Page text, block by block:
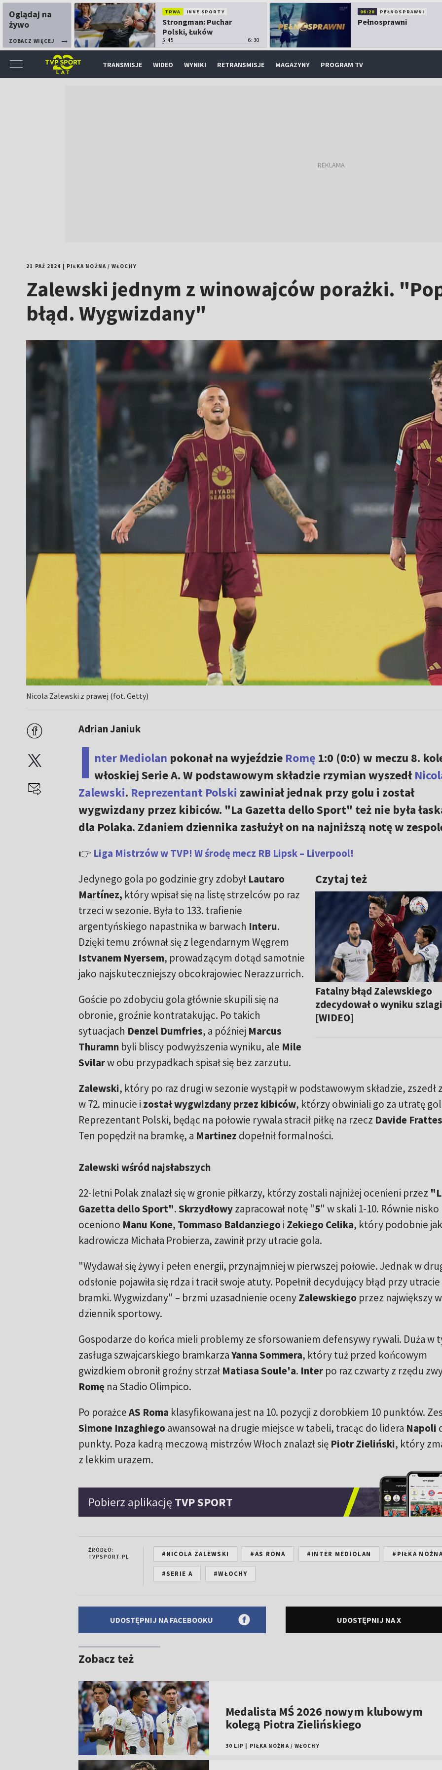
Oglądaj na
żywo
ZOBACZ WIĘCEJ
TRWA INNE SPORTY
Strongman: Puchar
Polski, Łuków
5:45 6:30
06:20 PEŁNOSPRAWNI
Pełnosprawni
TRANSMISJE WIDEO WYNIKI RETRANSMISJE MAGAZYNY PROGRAM TV
21 PAŹ 2024 PIŁKA NOŻNA/WŁOCHY
Zalewski jednym z winowajców porażki.
błąd. Wygwizdany"
Nicola Zalewski z prawej (fot. Getty)
Adrian Janiuk
I nter Mediolan pokonał na wyjeździe Romę1:0 (0:0) w meczu 8.
włoskiej Serie A. W podstawowym składzie rzymian wyszedł
Zalewski. Reprezentant Polski zawiniał jednak przy golu i został
wygwizdany przez kibiców. "La Gazetta dello Sport" też nie była
dla Polaka. Zdaniem dziennika zasłużył on na najniższą notę w
👉 Liga Mistrzów w TVP! W środę mecz RB Lipsk – Liverpool!
Czytaj też
Fatalny błąd Zalewskiego
zdecydował o wyniku
[WIDEO]
Jedynego gola po godzinie gry zdobył Lautaro
Martínez, który wpisał się na listę strzelców po raz
trzeci w sezonie. Była to 133. trafienie
argentyńskiego napastnika w barwach Interu.
Dzięki temu zrównał się z legendarnym Węgrem
Istvanem Nyersem, prowadzącym dotąd samotnie
jako najskuteczniejszy obcokrajowiec Nerazzurrich.
Goście po zdobyciu gola głównie skupili się na
obronie, groźnie kontratakując. Po takich
sytuacjach Denzel Dumfries, a później Marcus
Thuramnbyli bliscy podwyższenia wyniku, ale Mile
Svilarw obu przypadkach spisał się bez zarzutu.
Zalewski, który po raz drugi w sezonie wystąpił w podstawowym składzie, zszedł
w 72. minucie i został wygwizdany przez kibiców, którzy obwiniali go za utratę
Reprezentant Polski, będąc na połowie rywala stracił piłkę na rzecz Davide
Ten popędził na bramkę, a Martinez dopełnił formalności.
Zalewski wśród najsłabszych
22-letni Polak znalazł się w gronie piłkarzy, którzy zostali najniżej ocenieni przez
Gazetta dello Sport".Skrzydłowyzapracował notę "5" w skali 1-10. Równie nisko
oceniono Manu Kone, Tommaso Baldanziego i Zekiego Celika, który podobnie jak
kadrowicza Michała Probierza, zawinił przy utracie gola.
"Wydawał się żywy i pełen energii, przynajmniej w pierwszej połowie. Jednak w
odsłonie pojawiła się rdza i tracił swoje atuty. Popełnił decydujący błąd przy utracie
bramki. Wygwizdany" – brzmi uzasadnienie ocenyZalewskiego przez największy
dziennik sportowy.
Gospodarze do końca mieli problemy ze sforsowaniem defensywy rywali. Duża w
zasługa szwajcarskiego bramkarzaYanna Sommera, który tuż przed końcowym
gwizdkiem obronił groźny strzał Matiasa Soule'a. Interpo raz czwarty z rzędu
Romę na Stadio Olimpico.
Po porażceAS Roma klasyfikowana jest na 10. pozycji z dorobkiem 10 punktów.
Simone Inzaghiego awansował na drugie miejsce w tabeli, tracąc do lidera Napoli
punkty. Poza kadrą meczową mistrzów Włoch znalazł się Piotr Zieliński, który
z lekkim urazem.
Pobierz aplikację TVP SPORT
ŹRÓDŁO:
TVPSPORT.PL
#NICOLA ZALEWSKI #AS ROMA #INTER MEDIOLAN #PIŁKA
#SERIE A #WŁOCHY
UDOSTĘPNIJ NA FACEBOOKU UDOSTĘPNIJ NA X
Zobacz też
Medalista MŚ 2026 nowym klubowym
kolegą Piotra Zielińskiego
30 LIP PIŁKA NOŻNA / WŁOCHY